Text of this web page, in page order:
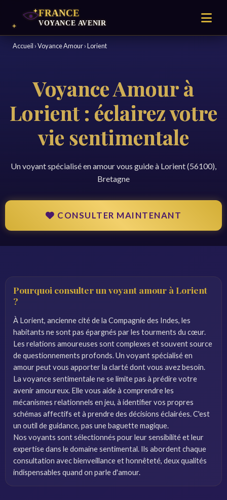
Accueil ›Voyance Amour›Lorient
Voyance Amour à
Lorient : éclairez votre
vie sentimentale
Un voyant spécialisé en amour vous guide à Lorient (56100),
Bretagne
CONSULTER MAINTENANT
Pourquoi consulter un voyant amour à Lorient
?
À Lorient, ancienne cité de la Compagnie des Indes, les
habitants ne sont pas épargnés par les tourments du cœur.
Les relations amoureuses sont complexes et souvent source
de questionnements profonds. Un voyant spécialisé en
amour peut vous apporter la clarté dont vous avez besoin.
La voyance sentimentale ne se limite pas à prédire votre
avenir amoureux. Elle vous aide à comprendre les
mécanismes relationnels en jeu, à identifier vos propres
schémas affectifs et à prendre des décisions éclairées. C'est
un outil de guidance, pas une baguette magique.
Nos voyants sont sélectionnés pour leur sensibilité et leur
expertise dans le domaine sentimental. Ils abordent chaque
consultation avec bienveillance et honnêteté, deux qualités
indispensables quand on parle d'amour.